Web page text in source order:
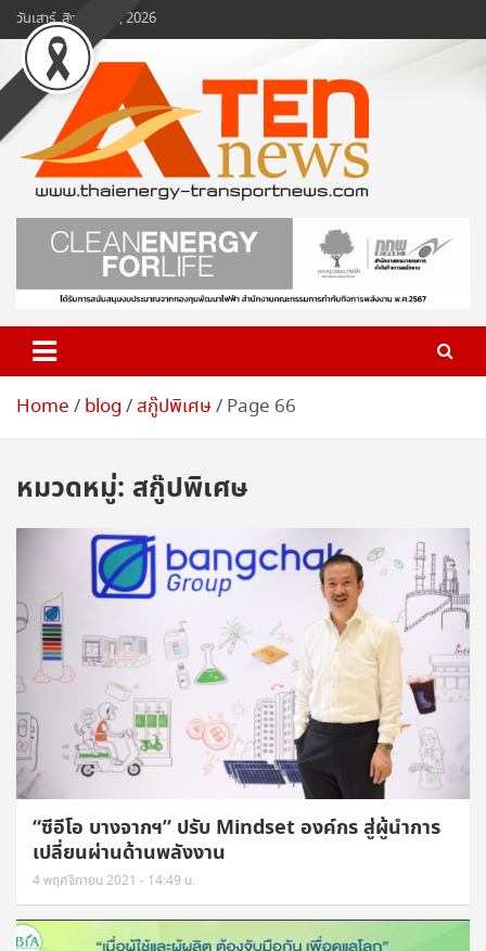
Skip
to
content
วันเสาร์, สิงหาคม 8, 2026
www.ten-news.com
ข่าวพลังงานและคมนาคม
Home blog สกู๊ปพิเศษ Page 66
หมวดหมู่: สกู๊ปพิเศษ
“ซีอีโอ บางจากฯ” ปรับ Mindset องค์กร สู่ผู้นำการ
เปลี่ยนผ่านด้านพลังงาน
4 พฤศจิกายน 2021 - 14:49 น.